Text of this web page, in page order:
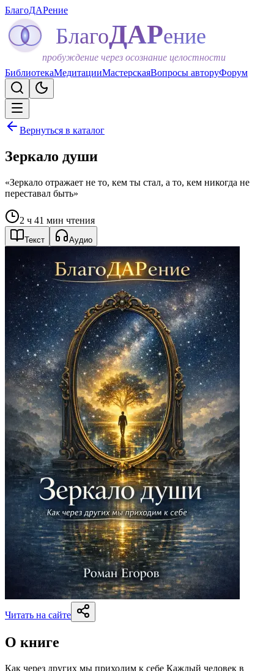
БлагоДАРение
БлагоДАРение
пробуждение через осознание целостности
БиблиотекаМедитацииМастерскаяВопросы авторуФорум
Вернуться в каталог
Зеркало души
«Зеркало отражает не то, кем ты стал, а то, кем никогда не
переставал быть»
2 ч 41 мин чтения
Текст Аудио
Читать на сайте
О книге
Как через других мы приходим к себе Каждый человек в